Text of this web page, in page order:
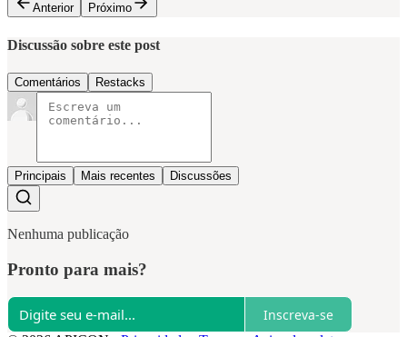
Anterior
Próximo
Discussão sobre este post
Comentários Restacks
Principais Mais recentes Discussões
Nenhuma publicação
Pronto para mais?
Inscreva-se